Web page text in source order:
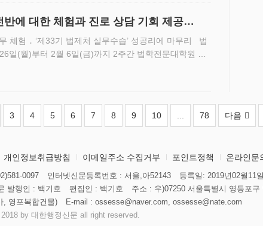
반에 대한 체험과 진로 상담 기회 제공
체험 ․ ‘제33기 법제처 실무수습’ 성공리에 마무리 법
일(월)부터 2월 6일(금)까지 2주간 법학전문대학원 재
3 4 5 6 7 8 9 10 78 다음
개인정보취급방침 이메일주소 수집거부 포인트정책 온라인문
0097 인터넷신문등록번호 : 서울,아52143 등록일: 2019년02월11일
발행인 : 백기호
편집인 : 백기호
주소 : 우)07250 서울특별시 영등포
, 영포복합건물)
E-mail : ossesse@naver.com, ossesse@nate.com
by 대한행정신문 all right reserved.